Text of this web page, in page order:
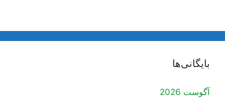
بایگانی‌ها
آگوست 2026